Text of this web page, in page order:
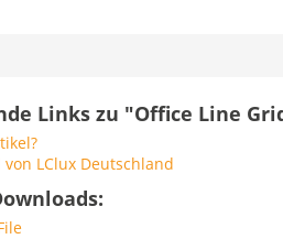
Links zu "Office Line
LClux Deutschland